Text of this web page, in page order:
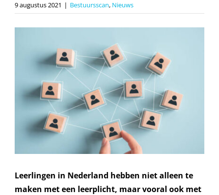
9 augustus 2021 | Bestuursscan, Nieuws
afbeelding
Leerlingen in Nederland hebben niet alleen te
maken met een leerplicht, maar vooral ook met